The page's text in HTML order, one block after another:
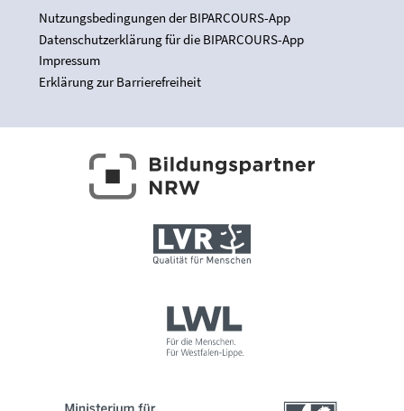
Nutzungsbedingungen der BIPARCOURS-App
Datenschutzerklärung für die BIPARCOURS-App
Impressum
Erklärung zur Barrierefreiheit